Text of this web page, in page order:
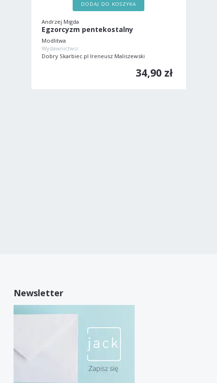
DODAJ DO KOSZYKA
Andrzej Migda
Egzorcyzm pentekostalny
Modlitwa
Wydawnictwo:
Dobry Skarbiec.pl Ireneusz Maliszewski
34,90 zł
Newsletter